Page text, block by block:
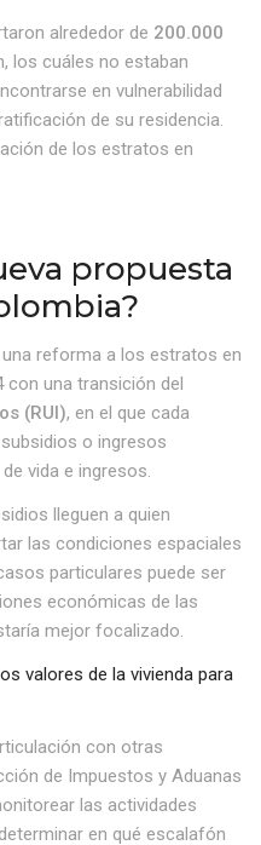
alrededor de 200.000
los cuáles no estaban
en vulnerabilidad
de su residencia.
de los estratos en
propuesta
reforma a los estratos en
con una transición del
(RUI), en el que cada
o ingresos
vida e ingresos.
lleguen a quien
las condiciones espaciales
particulares puede ser
económicas de las
mejor focalizado.
valores de la vivienda para
con otras
de Impuestos y Aduanas
las actividades
en qué escalafón